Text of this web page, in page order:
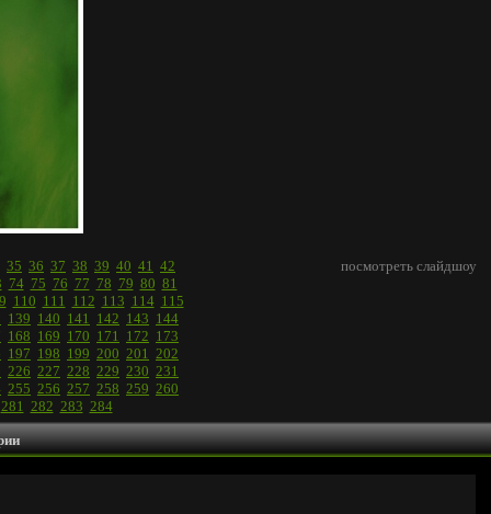
35 36 37 38 39 40 41 42
74 75 76 77 78 79 80 81
110 111 112 113 114 115
139 140 141 142 143 144
168 169 170 171 172 173
197 198 199 200 201 202
226 227 228 229 230 231
255 256 257 258 259 260
281 282 283 284
посмотреть слайдшоу